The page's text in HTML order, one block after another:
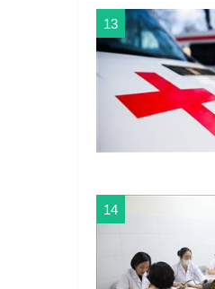
13
14